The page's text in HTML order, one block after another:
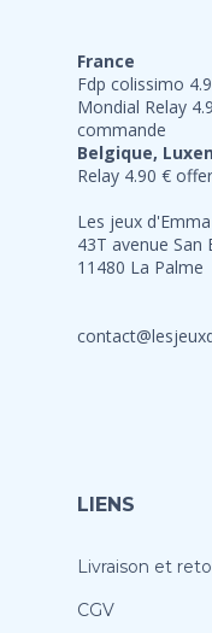
France
Fdp colissimo
Mondial Relay
commande
Belgique,
Relay 4.90 €
Les jeux d'Emma
43T avenue San
11480 La Palme
LIENS
Livraison et
CGV